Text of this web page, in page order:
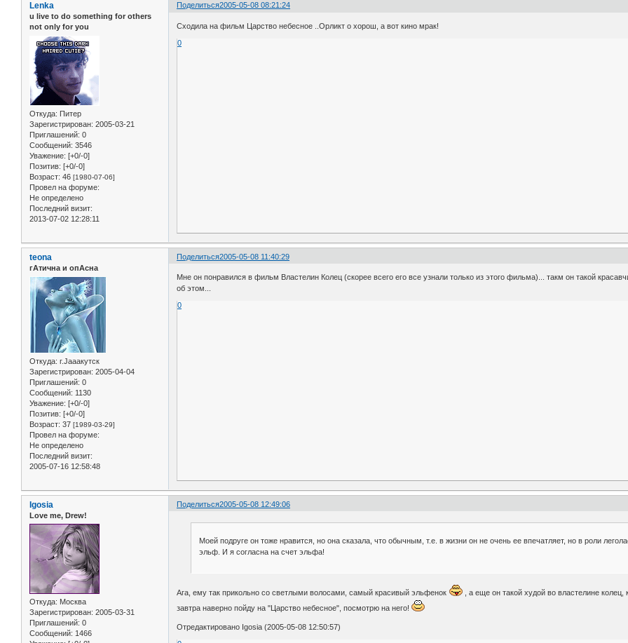
Поделиться2005-05-08 08:21:24
Lenka
u live to do something for others
not only for you
Откуда: Питер
Зарегистрирован: 2005-03-21
Приглашений: 0
Сообщений: 3546
Уважение: [+0/-0]
Позитив: [+0/-0]
Возраст: 46 [1980-07-06]
Провел на форуме:
Не определено
Последний визит:
2013-07-02 12:28:11
Сходила на фильм Царство небесное ..Орликт о хорош, а вот кино мрак!
0
Поделиться2005-05-08 11:40:29
teona
гАтична и опАсна
Откуда: г.Jaaaкутск
Зарегистрирован: 2005-04-04
Приглашений: 0
Сообщений: 1130
Уважение: [+0/-0]
Позитив: [+0/-0]
Возраст: 37 [1989-03-29]
Провел на форуме:
Не определено
Последний визит:
2005-07-16 12:58:48
Мне он понравился в фильм Властелин Колец (скорее всего его все узнали только из этого фильма)... такм он такой
об этом...
0
Поделиться2005-05-08 12:49:06
Igosia
Love me, Drew!
Откуда: Москва
Зарегистрирован: 2005-03-31
Приглашений: 0
Сообщений: 1466
Моей подруге он тоже нравится, но она сказала, что обычным, т.е. в жизни он не очень ее впечатляет, но в роли
эльф. И я согласна на счет эльфа!
Ага, ему так прикольно со светлыми волосами, самый красивый эльфенок
, а еще он такой худой во властелине
завтра наверно пойду на "Царство небесное", посмотрю на него!
Отредактировано Igosia (2005-05-08 12:50:57)